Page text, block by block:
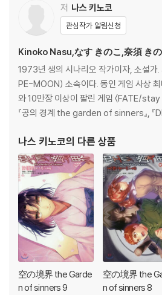
저 나스 키노코
관심작가 알림신청
Kinoko Nasu,なす きのこ,奈須 き
1973년 생의 시나리오 작가이자, 소설
PE-MOON) 소속이다. 동인 게임 사상 최
와 10만장 이상이 팔린 게임 〈FATE/
『공의 경계 the garden of sinners』, 『
나스 키노코의 다른 상품
空の境界 the Garde
n of sinners 9
空の境界 the
n of sinners 8